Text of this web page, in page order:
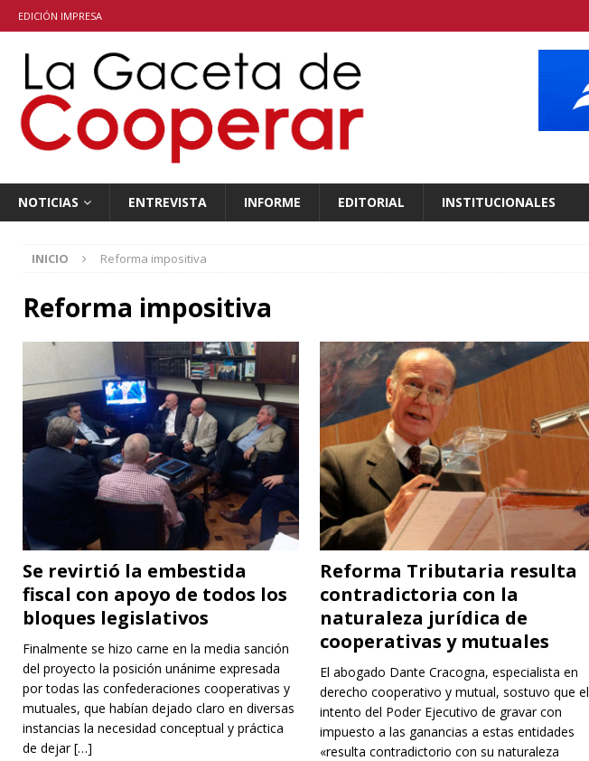
EDICIÓN IMPRESA
NOTICIAS ENTREVISTA INFORME EDITORIAL INSTITUCIONALES
INICIO Reforma impositiva
Reforma impositiva
Se revirtió la embestida
fiscal con apoyo de todos los
bloques legislativos
Finalmente se hizo carne en la media sanción
del proyecto la posición unánime expresada
por todas las confederaciones cooperativas y
mutuales, que habían dejado claro en diversas
instancias la necesidad conceptual y práctica
de dejar[…]
Reforma Tributaria resulta
contradictoria con la
naturaleza jurídica de
cooperativas y mutuales
El abogado Dante Cracogna, especialista en
derecho cooperativo y mutual, sostuvo que el
intento del Poder Ejecutivo de gravar con
impuesto a las ganancias a estas entidades
«resulta contradictorio con su naturaleza